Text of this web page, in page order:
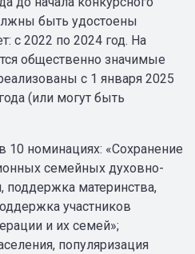
быть удостоены
с 2022 по 2024 год. На
общественно значимые
с 1 января 2025
(или могут быть
10 номинациях: «Сохранение
семейных духовно-
поддержка материнства,
участников
и их семей»;
популяризация